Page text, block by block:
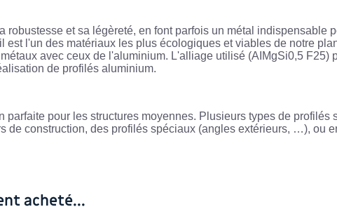
robustesse et sa légèreté, en font parfois un métal indispensable
l'un des matériaux les plus écologiques et viables de notre
avec ceux de l'aluminium. L'alliage utilisé (AIMgSi0,5 F25)
de profilés aluminium.
pour les structures moyennes. Plusieurs types de
de construction, des profilés spéciaux (angles extérieurs, …), ou
acheté...